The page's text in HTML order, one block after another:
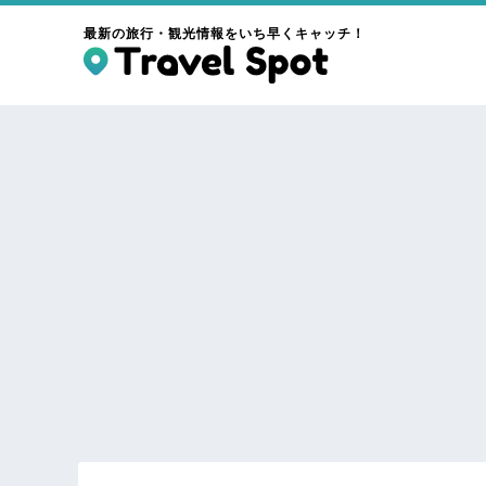
最新の旅行・観光情報をいち早くキャッチ！